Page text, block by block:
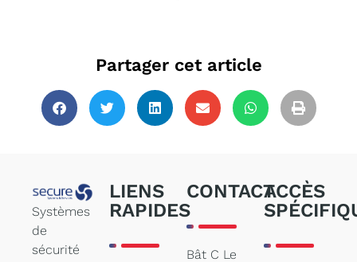
Partager cet article
Systèmes
de
sécurité
LIENS
RAPIDES
CONTACT
Bât C Le
ACCÈS